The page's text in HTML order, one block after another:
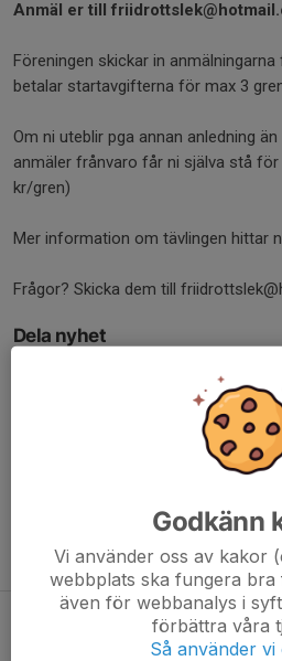
Anmäl er till
Föreningen skickar in
betalar startavgifterna för max 3
Om ni uteblir pga annan anledning
anmäler frånvaro får ni själva stå
kr/gren)
Mer information om tävlingen hittar
Frågor? Skicka dem till
Dela nyhet
Tidigare nyheter
Missa inte anmälan till
23 jun, 11:03
Godkänn
Vi använder oss av kakor
webbplats ska fungera bra
även för webbanalys i
förbättra våra
Så använder vi